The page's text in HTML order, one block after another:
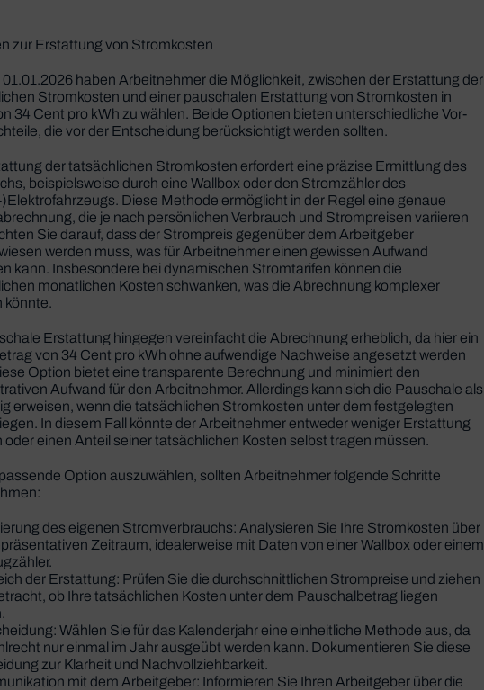
zur Erstattung von Stromkosten
01.01.2026 haben Arbeitnehmer die Möglichkeit, zwischen der Erstattung der
Stromkosten und einer pauschalen Erstattung von Stromkosten in
34 Cent pro kWh zu wählen. Beide Optionen bieten unterschiedliche Vor-
die vor der Entscheidung berücksichtigt werden sollten.
der tatsächlichen Stromkosten erfordert eine präzise Ermittlung des
beispielsweise durch eine Wallbox oder den Stromzähler des
Diese Methode ermöglicht in der Regel eine genaue
die je nach persönlichen Verbrauch und Strompreisen variieren
Sie darauf, dass der Strompreis gegenüber dem Arbeitgeber
werden muss, was für Arbeitnehmer einen gewissen Aufwand
kann. Insbesondere bei dynamischen Stromtarifen können die
monatlichen Kosten schwanken, was die Abrechnung komplexer
könnte.
Erstattung hingegen vereinfacht die Abrechnung erheblich, da hier ein
von 34 Cent pro kWh ohne aufwendige Nachweise angesetzt werden
Option bietet eine transparente Berechnung und minimiert den
Aufwand für den Arbeitnehmer. Allerdings kann sich die Pauschale als
erweisen, wenn die tatsächlichen Stromkosten unter dem festgelegten
In diesem Fall könnte der Arbeitnehmer entweder weniger Erstattung
oder einen Anteil seiner tatsächlichen Kosten selbst tragen müssen.
Option auszuwählen, sollten Arbeitnehmer folgende Schritte
des eigenen Stromverbrauchs: Analysieren Sie Ihre Stromkosten über
Zeitraum, idealerweise mit Daten von einer Wallbox oder einem
der Erstattung: Prüfen Sie die durchschnittlichen Strompreise und ziehen
ob Ihre tatsächlichen Kosten unter dem Pauschalbetrag liegen
Wählen Sie für das Kalenderjahr eine einheitliche Methode aus, da
nur einmal im Jahr ausgeübt werden kann. Dokumentieren Sie diese
zur Klarheit und Nachvollziehbarkeit.
mit dem Arbeitgeber: Informieren Sie Ihren Arbeitgeber über die